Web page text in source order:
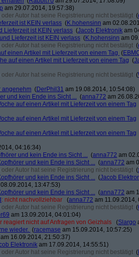
am 29.07.2014, 19:57:38)
Autor hat seine Registrierung nicht bestätigt (
ist KEIN verlass (K.hohensinn am
Lieferzeit ist KEIN verlass (Jacob Elektronik am
Lieferzeit ist KEIN verlass (K.hohensinn am
Autor hat seine Registrierung nicht bestätigt (
einen Artikel mit Lieferzeit von einem Tag (
auf einen Artikel mit Lieferzeit von einem Tag (
Autor hat seine Registrierung nicht bestätigt (
angenehm (DerPhil31 am 19.08.2014, 10:54:08)
und kein Ende ins Sicht ... (anna772 am
auf einen Artikel mit Lieferzeit von einem Tag
auf einen Artikel mit Lieferzeit von einem Tag
auf einen Artikel mit Lieferzeit von einem Tag
04:16:34)
und kein Ende ins Sicht ... (anna772 am
und kein Ende ins Sicht ... (anna772 am
Autor hat seine Registrierung nicht bestätigt (
und kein Ende ins Sicht ... (Jacob
13:47:53)
und kein Ende ins Sicht ... (anna772 am
: nicht nachvollziehbar (anna772 am 11.09.2014,
Autor hat seine Registrierung nicht bestätigt (
am 13.09.2014, 04:01:04)
reagiert nicht auf Anfragen von Geizhals (Slargo
wieder. (racemase am 15.09.2014, 10:57:25)
am 16.09.2014, 21:50:37)
Elektronik am 17.09.2014, 14:55:51)
Autor hat seine Registrierung nicht bestätigt (